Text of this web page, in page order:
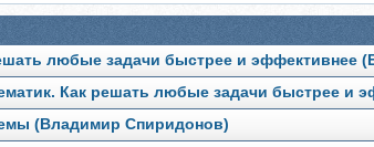
любые задачи быстрее и эффективнее
Как решать любые задачи быстрее и
(Владимир Спиридонов)